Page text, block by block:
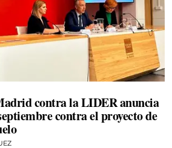
contra la LIDER anuncia
contra el proyecto de